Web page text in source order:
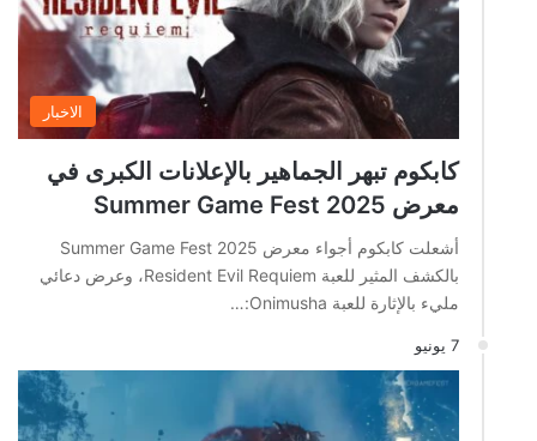
الاخبار
كابكوم تبهر الجماهير بالإعلانات الكبرى في
معرض Summer Game Fest 2025
أشعلت كابكوم أجواء معرض Summer Game Fest 2025
بالكشف المثير للعبة Resident Evil Requiem، وعرض دعائي
مليء بالإثارة للعبة Onimusha:…
7 يونيو